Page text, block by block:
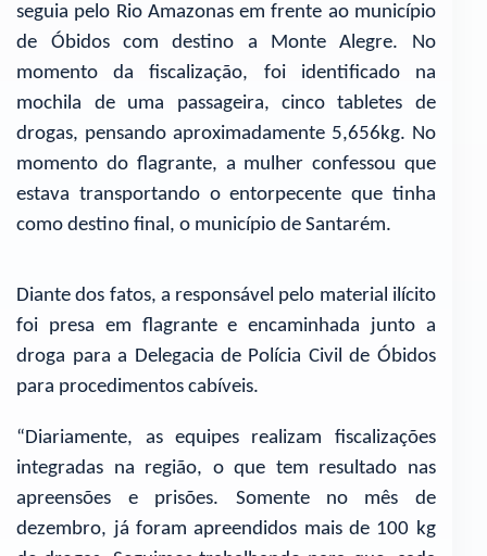
seguia pelo Rio Amazonas em frente ao município
de Óbidos com destino a Monte Alegre. No
momento da fiscalização, foi identificado na
mochila de uma passageira, cinco tabletes de
drogas, pensando aproximadamente 5,656kg. No
momento do flagrante, a mulher confessou que
estava transportando o entorpecente que tinha
como destino final, o município de Santarém.
Diante dos fatos, a responsável pelo material ilícito
foi presa em flagrante e encaminhada junto a
droga para a Delegacia de Polícia Civil de Óbidos
para procedimentos cabíveis.
“Diariamente, as equipes realizam fiscalizações
integradas na região, o que tem resultado nas
apreensões e prisões. Somente no mês de
dezembro, já foram apreendidos mais de 100 kg